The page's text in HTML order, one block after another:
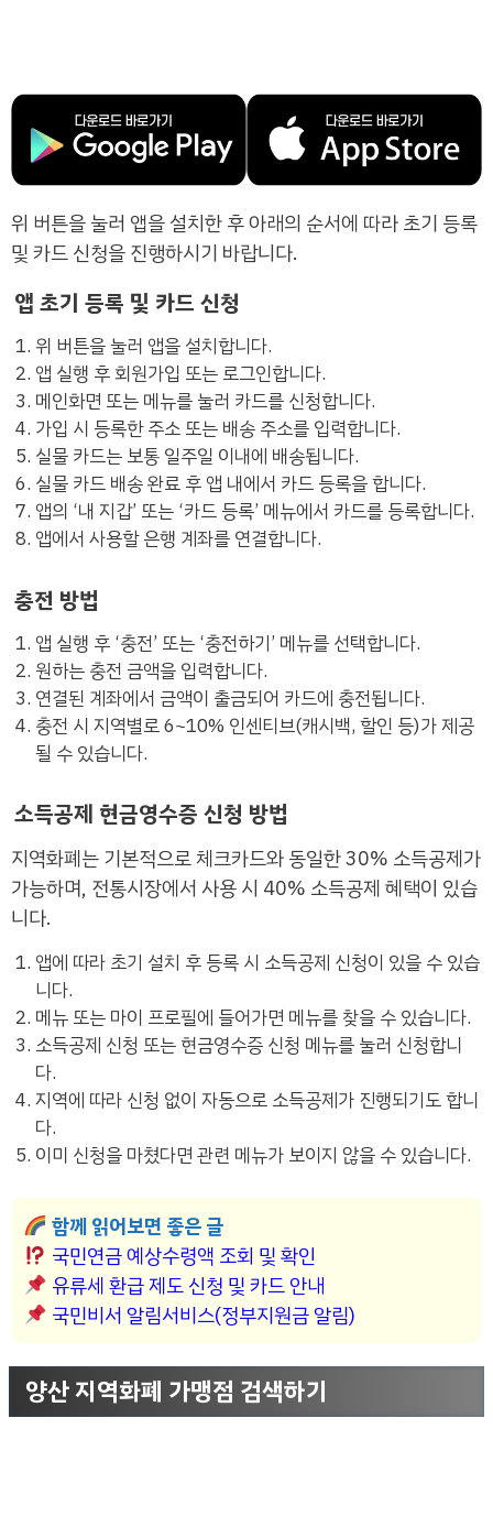
위 버튼을 눌러 앱을 설치한 후 아래의 순서에 따라 초기 등록
및 카드 신청을 진행하시기 바랍니다.
앱 초기 등록 및 카드 신청
위 버튼을 눌러 앱을 설치합니다.
앱 실행 후 회원가입 또는 로그인합니다.
메인화면 또는 메뉴를 눌러 카드를 신청합니다.
가입 시 등록한 주소 또는 배송 주소를 입력합니다.
실물 카드는 보통 일주일 이내에 배송됩니다.
실물 카드 배송 완료 후 앱 내에서 카드 등록을 합니다.
앱의 ‘내 지갑’ 또는 ‘카드 등록’ 메뉴에서 카드를 등록합니다.
앱에서 사용할 은행 계좌를 연결합니다.
충전 방법
앱 실행 후 ‘충전’ 또는 ‘충전하기’ 메뉴를 선택합니다.
원하는 충전 금액을 입력합니다.
연결된 계좌에서 금액이 출금되어 카드에 충전됩니다.
충전 시 지역별로 6~10% 인센티브(캐시백, 할인 등)가 제공
될 수 있습니다.
소득공제 현금영수증 신청 방법
지역화폐는 기본적으로 체크카드와 동일한 30% 소득공제가
가능하며, 전통시장에서 사용 시 40% 소득공제 혜택이 있습
니다.
앱에 따라 초기 설치 후 등록 시 소득공제 신청이 있을 수 있습
니다.
메뉴 또는 마이 프로필에 들어가면 메뉴를 찾을 수 있습니다.
소득공제 신청 또는 현금영수증 신청 메뉴를 눌러 신청합니
다.
지역에 따라 신청 없이 자동으로 소득공제가 진행되기도 합니
다.
이미 신청을 마쳤다면 관련 메뉴가 보이지 않을 수 있습니다.
함께 읽어보면 좋은 글
국민연금 예상수령액 조회 및 확인
유류세 환급 제도 신청 및 카드 안내
국민비서 알림서비스(정부지원금 알림)
양산 지역화폐 가맹점 검색하기